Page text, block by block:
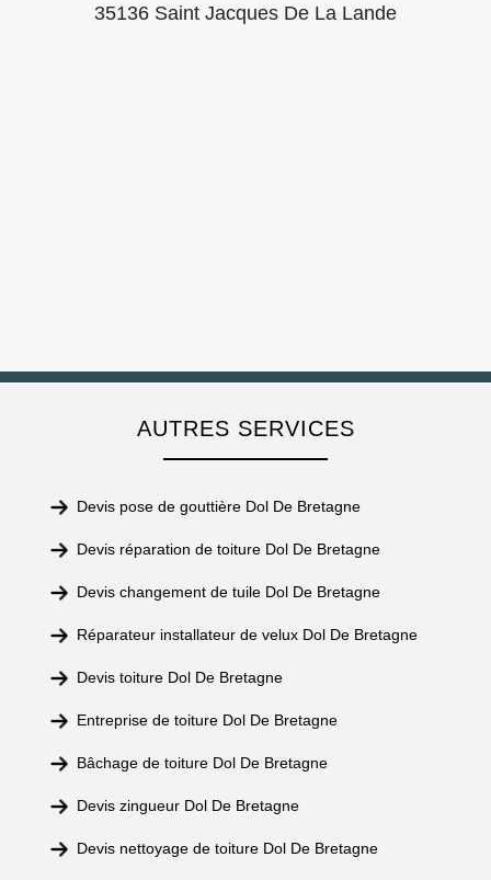
35136 Saint Jacques De La Lande
AUTRES SERVICES
Devis pose de gouttière Dol De Bretagne
Devis réparation de toiture Dol De Bretagne
Devis changement de tuile Dol De Bretagne
Réparateur installateur de velux Dol De Bretagne
Devis toiture Dol De Bretagne
Entreprise de toiture Dol De Bretagne
Bâchage de toiture Dol De Bretagne
Devis zingueur Dol De Bretagne
Devis nettoyage de toiture Dol De Bretagne